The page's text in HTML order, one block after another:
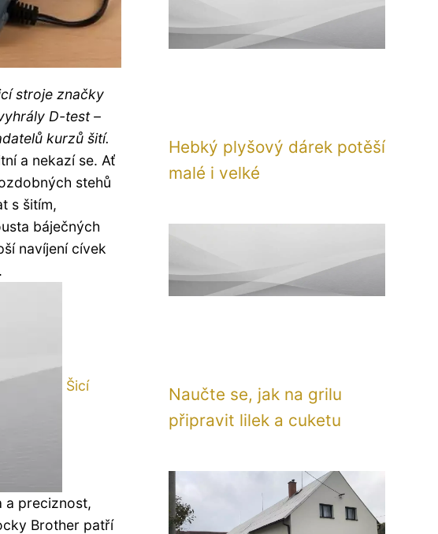
stroje značky
D-test –
kurzů šití.
a nekazí se. Ať
stehů
s šitím,
báječných
navíjení cívek
Šicí
a preciznost,
Brother patří
Hebký plyšový dárek potěší
malé i velké
Naučte se, jak na grilu
připravit lilek a cuketu